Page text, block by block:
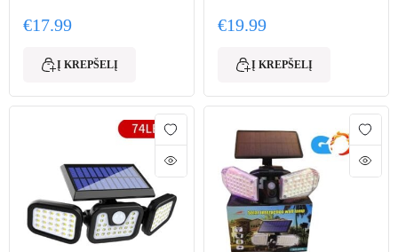
€17.99
Į KREPŠELĮ
€19.99
Į KREPŠELĮ